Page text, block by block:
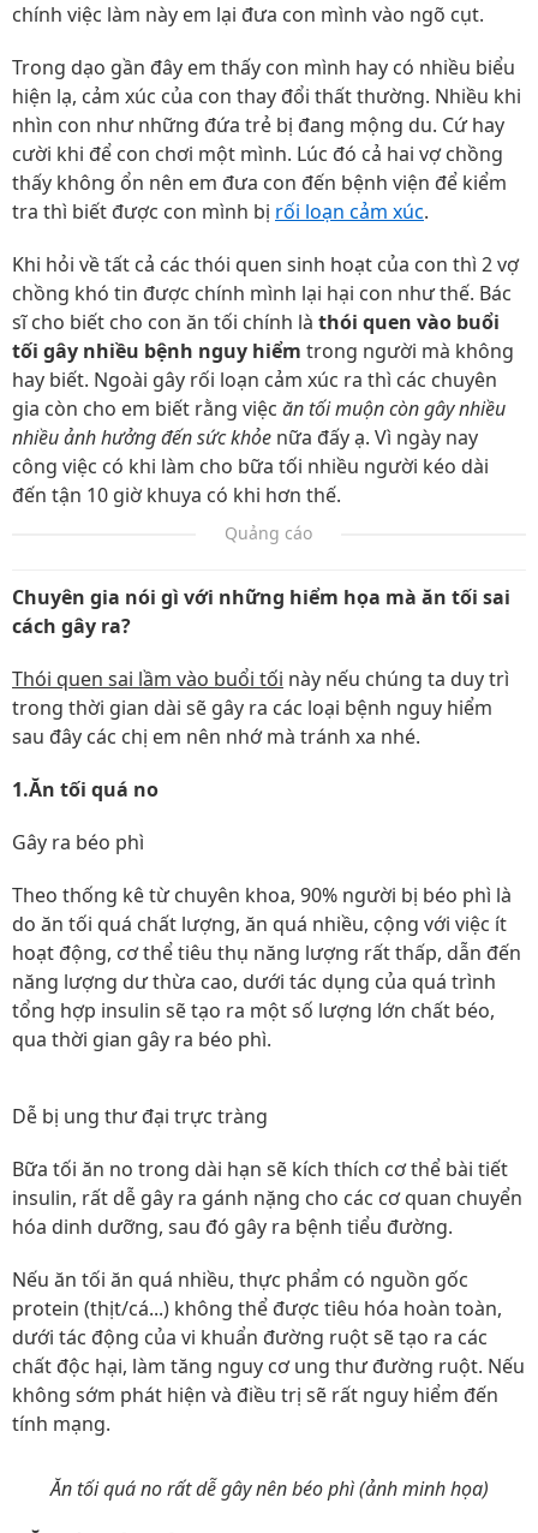
chính việc làm này em lại đưa con mình vào ngõ cụt.
Trong dạo gần đây em thấy con mình hay có nhiều biểu
hiện lạ, cảm xúc của con thay đổi thất thường. Nhiều khi
nhìn con như những đứa trẻ bị đang mộng du. Cứ hay
cười khi để con chơi một mình. Lúc đó cả hai vợ chồng
thấy không ổn nên em đưa con đến bệnh viện để kiểm
tra thì biết được con mình bị rối loạn cảm xúc.
Khi hỏi về tất cả các thói quen sinh hoạt của con thì 2 vợ
chồng khó tin được chính mình lại hại con như thế. Bác
sĩ cho biết cho con ăn tối chính là thói quen vào buổi
tối gây nhiều bệnh nguy hiểm trong người mà không
hay biết. Ngoài gây rối loạn cảm xúc ra thì các chuyên
gia còn cho em biết rằng việc ăn tối muộn còn gây nhiều
nhiều ảnh hưởng đến sức khỏe nữa đấy ạ. Vì ngày nay
công việc có khi làm cho bữa tối nhiều người kéo dài
đến tận 10 giờ khuya có khi hơn thế.
Quảng cáo
Chuyên gia nói gì với những hiểm họa mà ăn tối sai
cách gây ra?
Thói quen sai lầm vào buổi tối này nếu chúng ta duy trì
trong thời gian dài sẽ gây ra các loại bệnh nguy hiểm
sau đây các chị em nên nhớ mà tránh xa nhé.
1.Ăn tối quá no
Gây ra béo phì
Theo thống kê từ chuyên khoa, 90% người bị béo phì là
do ăn tối quá chất lượng, ăn quá nhiều, cộng với việc ít
hoạt động, cơ thể tiêu thụ năng lượng rất thấp, dẫn đến
năng lượng dư thừa cao, dưới tác dụng của quá trình
tổng hợp insulin sẽ tạo ra một số lượng lớn chất béo,
qua thời gian gây ra béo phì.
Dễ bị ung thư đại trực tràng
Bữa tối ăn no trong dài hạn sẽ kích thích cơ thể bài tiết
insulin, rất dễ gây ra gánh nặng cho các cơ quan chuyển
hóa dinh dưỡng, sau đó gây ra bệnh tiểu đường.
Nếu ăn tối ăn quá nhiều, thực phẩm có nguồn gốc
protein (thịt/cá...) không thể được tiêu hóa hoàn toàn,
dưới tác động của vi khuẩn đường ruột sẽ tạo ra các
chất độc hại, làm tăng nguy cơ ung thư đường ruột. Nếu
không sớm phát hiện và điều trị sẽ rất nguy hiểm đến
tính mạng.
Ăn tối quá no rất dễ gây nên béo phì (ảnh minh họa)